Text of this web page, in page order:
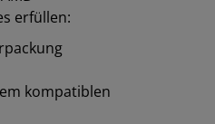
erfüllen:
kompatiblen